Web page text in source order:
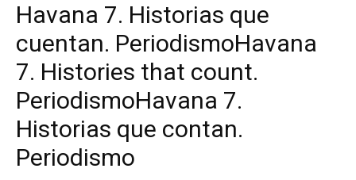
Havana 7. Historias que
cuentan. PeriodismoHavana
7. Histories that count.
PeriodismoHavana 7.
Historias que contan.
Periodismo